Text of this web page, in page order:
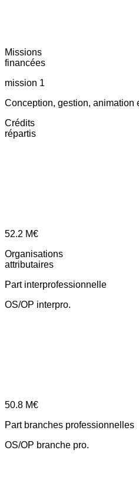
Missions
financées
mission 1
Conception, gestion, animation
Crédits
répartis
52.2 M€
Organisations
attributaires
Part interprofessionnelle
OS/OP interpro.
50.8 M€
Part branches professionnelles
OS/OP branche pro.